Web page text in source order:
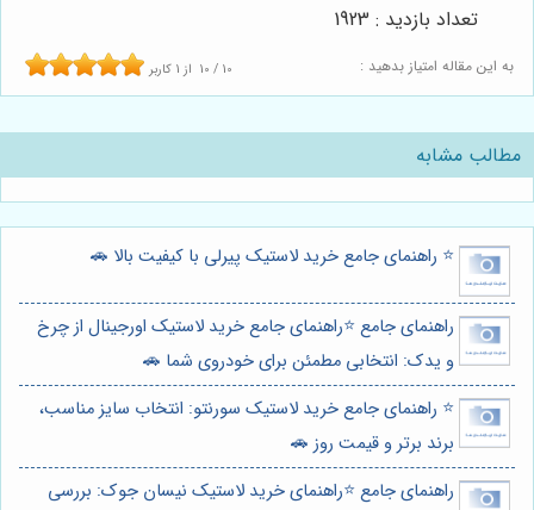
به این مقاله امتیاز بدهید : 10 / 10 از 1 کاربر
تعداد بازدید : 1923
مطالب مشابه
⭐️ راهنمای جامع خرید لاستیک پیرلی با کیفیت بالا 🚗
راهنمای جامع ⭐️راهنمای جامع خرید لاستیک اورجینال از چرخ
و یدک: انتخابی مطمئن برای خودروی شما 🚗
⭐️ راهنمای جامع خرید لاستیک سورنتو: انتخاب سایز مناسب،
برند برتر و قیمت روز 🚗
راهنمای جامع ⭐️راهنمای خرید لاستیک نیسان جوک: بررسی